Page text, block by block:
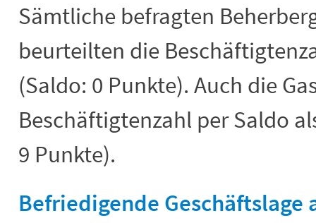
Sämtliche befragten
beurteilten die
(Saldo: 0 Punkte). Auch die
Beschäftigtenzahl per Saldo
9 Punkte).
Befriedigende Geschäftslage